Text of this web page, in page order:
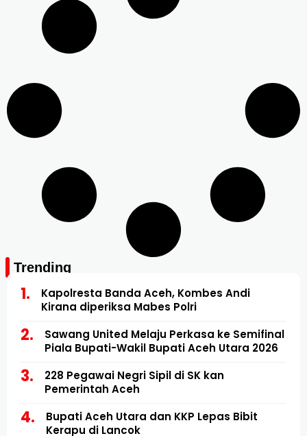
Trending
Kapolresta Banda Aceh, Kombes Andi
Kirana diperiksa Mabes Polri
Sawang United Melaju Perkasa ke Semifinal
Piala Bupati-Wakil Bupati Aceh Utara 2026
228 Pegawai Negri Sipil di SK kan
Pemerintah Aceh
Bupati Aceh Utara dan KKP Lepas Bibit
Kerapu di Lancok